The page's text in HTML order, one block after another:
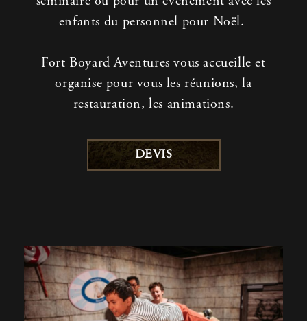
enfants du personnel pour Noël.
Fort Boyard Aventures vous accueille et
organise pour vous les réunions, la
restauration, les animations.
DEVIS